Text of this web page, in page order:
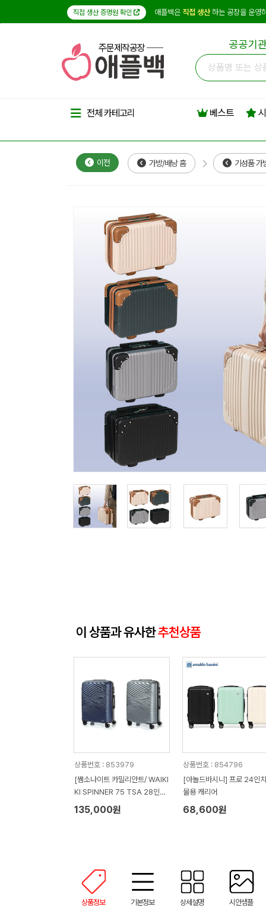
직접 생산 증명원 확인 애플백은 직접 생산하는 공장을 운영
주문제작공장 공공기
전체 카테고리 베스트
이전 가방/배낭 홈 기성품 가
이 상품과 유사한추천상품
상품번호 : 853979
[쌤소나이트 카밀리안트/ WAIKI
KI SPINNER 75 TSA 28인치
특대화물용캐리어
135,000원
상품번호 : 854796
[아놀드바시니] 프로 24인
물용 캐리어
68,600원
상품정보 기본정보 상세설명 시안샘플